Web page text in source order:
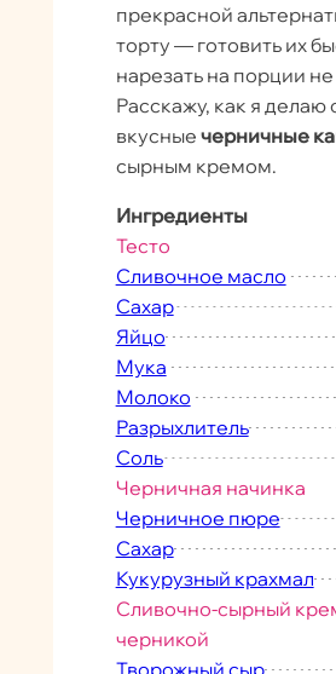
прекрасной
торту — готовить их
нарезать на порции
Расскажу, как я делаю
вкусные черничные
сырным кремом.
Ингредиенты
Тесто
Сливочное масло
Сахар
Яйцо
Мука
Молоко
Разрыхлитель
Соль
Черничная начинка
Черничное пюре
Сахар
Кукурузный крахмал
Сливочно-сырный
черникой
Творожный сыр